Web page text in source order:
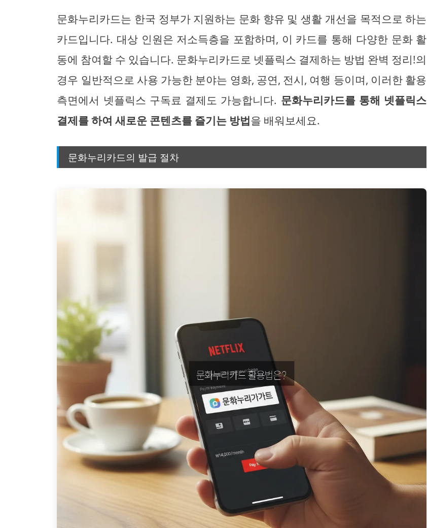
문화누리카드는 한국 정부가 지원하는 문화 향유 및 생활 개선을 목적으로 하는
카드입니다. 대상 인원은 저소득층을 포함하며, 이 카드를 통해 다양한 문화 활
동에 참여할 수 있습니다. 문화누리카드로 넷플릭스 결제하는 방법 완벽 정리!의
경우 일반적으로 사용 가능한 분야는 영화, 공연, 전시, 여행 등이며, 이러한 활용
측면에서 넷플릭스 구독료 결제도 가능합니다. 문화누리카드를 통해 넷플릭스
결제를 하여 새로운 콘텐츠를 즐기는 방법을 배워보세요.
문화누리카드의 발급 절차